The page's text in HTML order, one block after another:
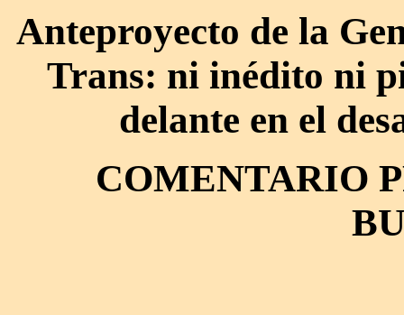
Anteproyecto de la
Trans: ni inédito ni
delante en el
COMENTARIO